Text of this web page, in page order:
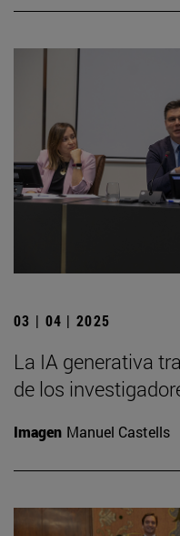
03 | 04 | 2025
La IA generativa
de los
Imagen Manuel Castells